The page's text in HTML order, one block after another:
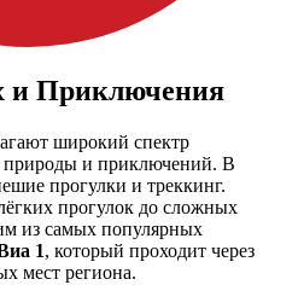
Приключения
широкий спектр
природы и приключений. В
прогулки и треккинг.
прогулок до сложных
из самых популярных
1, который проходит через
мест региона.